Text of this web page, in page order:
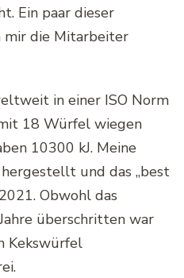
Ein paar dieser
mir die Mitarbeiter
in einer ISO Norm
18 Würfel wiegen
10300 kJ. Meine
und das „best
Obwohl das
überschritten war
Kekswürfel